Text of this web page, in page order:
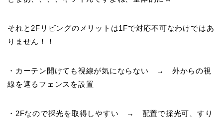
それと2Fリビングのメリットは1Fで対応不可なわけではあ
りません！！
・カーテン開けても視線が気にならない → 外からの視
線を遮るフェンスを設置
・2Fなので採光を取得しやすい → 配置で採光可、すり